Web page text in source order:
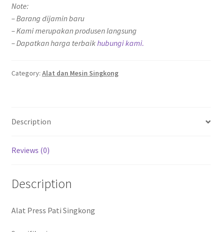
Note:
– Barang dijamin baru
– Kami merupakan produsen langsung
– Dapatkan harga terbaikhubungi kami.
Category: Alat dan Mesin Singkong
Description
Reviews (0)
Description
Alat Press Pati Singkong